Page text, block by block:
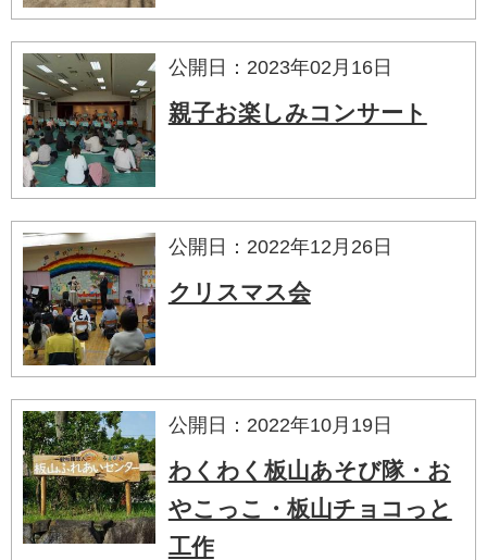
公開日：2023年02月16日
親子お楽しみコンサート
公開日：2022年12月26日
クリスマス会
公開日：2022年10月19日
わくわく板山あそび隊・お
やこっこ・板山チョコっと
工作